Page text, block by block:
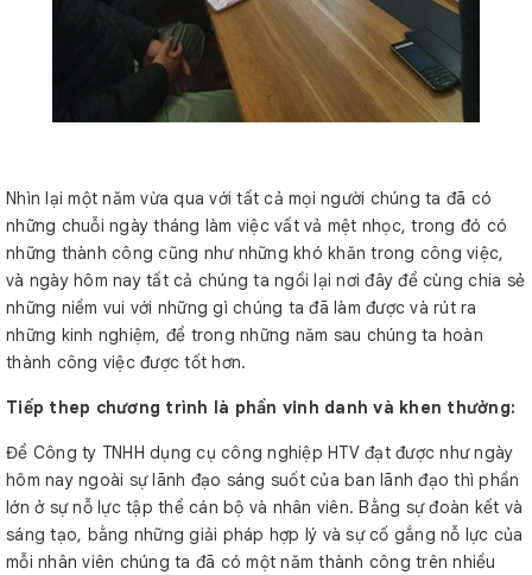
Nhìn lại một năm vừa qua với tất cả mọi người chúng ta đã có
những chuỗi ngày tháng làm việc vất vả mệt nhọc, trong đó có
những thành công cũng như những khó khăn trong công việc,
và ngày hôm nay tất cả chúng ta ngồi lại nơi đây để cùng chia sẻ
những niềm vui với những gì chúng ta đã làm được và rút ra
những kinh nghiệm, để trong những năm sau chúng ta hoàn
thành công việc được tốt hơn.
Tiếp thep chương trình là phần vinh danh và khen thưởng:
Để Công ty TNHH dụng cụ công nghiệp HTV đạt được như ngày
hôm nay ngoài sự lãnh đạo sáng suốt của ban lãnh đạo thì phần
lớn ở sự nỗ lực tập thể cán bộ và nhân viên. Bằng sự đoàn kết và
sáng tạo, bằng những giải pháp hợp lý và sự cố gắng nỗ lực của
mỗi nhân viên chúng ta đã có một năm thành công trên nhiều